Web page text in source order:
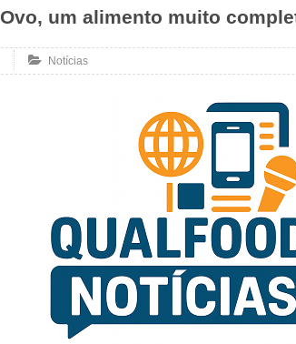
Ovo, um alimento muito
Notícias